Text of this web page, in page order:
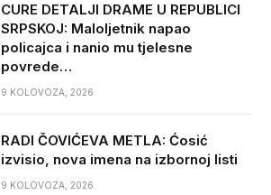
CURE DETALJI DRAME U REPUBLICI
SRPSKOJ: Maloljetnik napao
policajca i nanio mu tjelesne
povrede…
9 KOLOVOZA, 2026
RADI ČOVIĆEVA METLA: Ćosić
izvisio, nova imena na izbornoj listi
9 KOLOVOZA, 2026